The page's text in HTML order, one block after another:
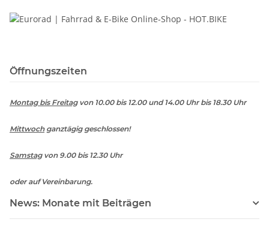
Öffnungszeiten
Montag bis Freitagvon 10.00 bis 12.00 und 14.00 Uhr bis 18.30 Uhr
Mittwochganztägig geschlossen!
Samstagvon 9.00 bis 12.30 Uhr
oder auf Vereinbarung.
News: Monate mit Beiträgen